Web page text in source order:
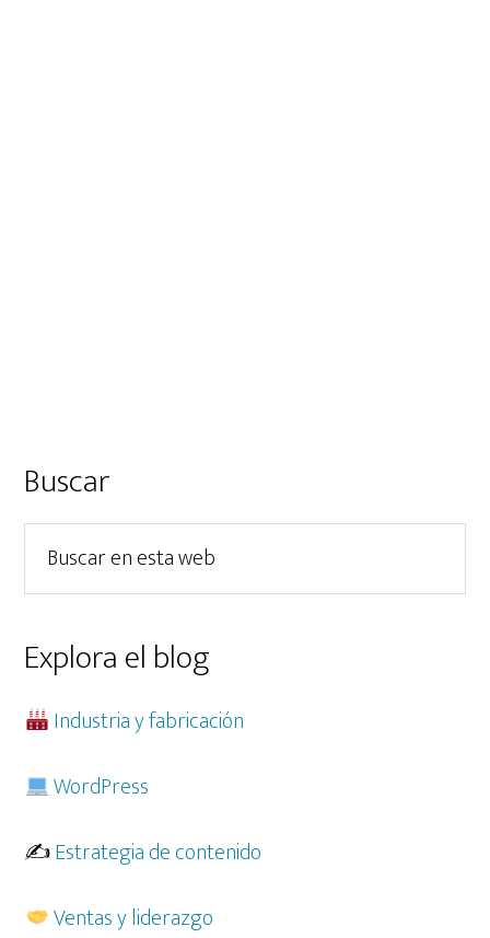
Barra
lateral
principal
Buscar
esta
web
Explora el blog
Industria y fabricación
WordPress
✍️Estrategia de contenido
Ventas y liderazgo